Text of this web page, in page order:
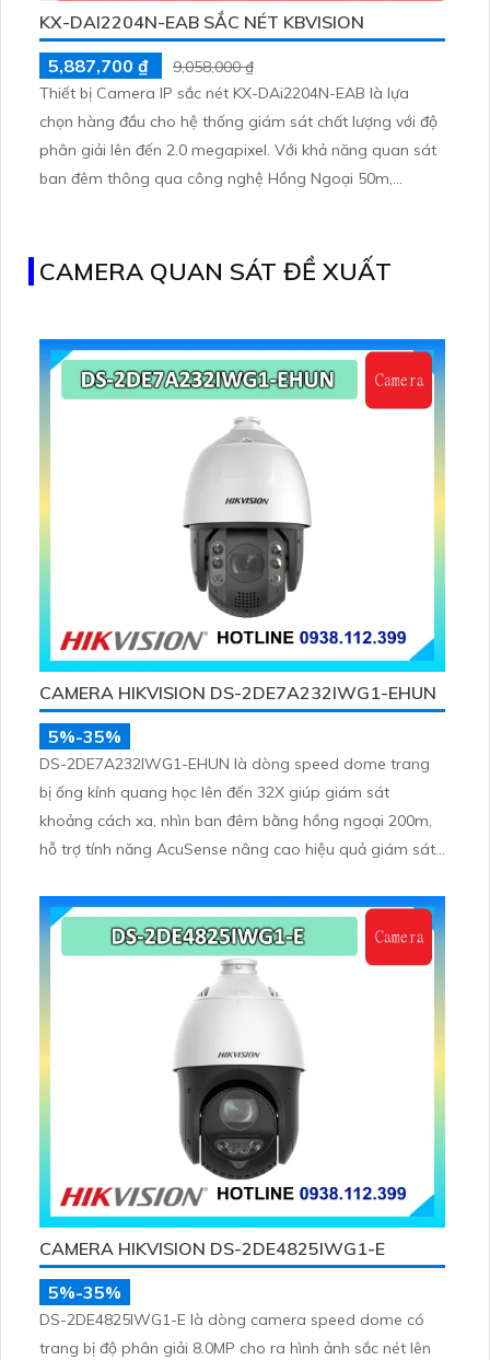
KX-DAI2204N-EAB SẮC NÉT KBVISION
5,887,700 ₫
9,058,000 ₫
Thiết bị Camera IP sắc nét KX-DAi2204N-EAB là lựa
chọn hàng đầu cho hệ thống giám sát chất lượng với độ
phân giải lên đến 2.0 megapixel. Với khả năng quan sát
ban đêm thông qua công nghệ Hồng Ngoại 50m,
dễ dàng từ xa mà không ảnh hưởng đến chất lượng hình
CAMERA QUAN SÁT ĐỀ XUẤT
CAMERA HIKVISION DS-2DE7A232IWG1-EHUN
5%-35%
DS-2DE7A232IWG1-EHUN là dòng speed dome trang
bị ống kính quang học lên đến 32X giúp giám sát
khoảng cách xa, nhìn ban đêm bằng hồng ngoại 200m,
hỗ trợ tính năng AcuSense nâng cao hiệu quả giám sát
learning
CAMERA HIKVISION DS-2DE4825IWG1-E
5%-35%
DS-2DE4825IWG1-E là dòng camera speed dome có
trang bị độ phân giải 8.0MP cho ra hình ảnh sắc nét lên